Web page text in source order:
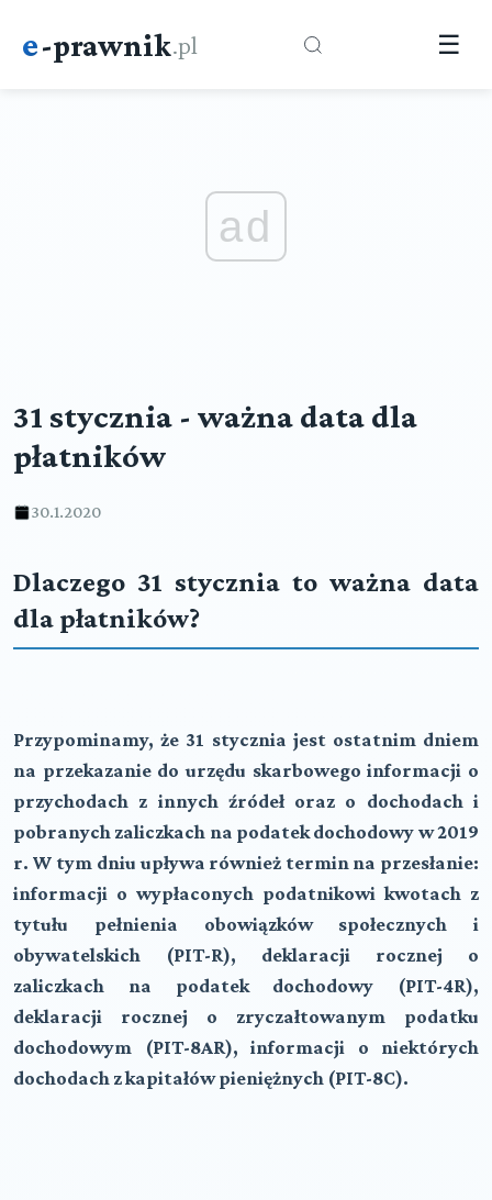
e-prawnik.pl ☰
ad
31 stycznia - ważna data dla
płatników
30.1.2020
Dlaczego 31 stycznia to ważna data
dla płatników?
Przypominamy, że 31 stycznia jest ostatnim dniem
na przekazanie do urzędu skarbowego informacji o
przychodach z innych źródeł oraz o dochodach i
pobranych zaliczkach na podatek dochodowy w 2019
r. W tym dniu upływa również termin na przesłanie:
informacji o wypłaconych podatnikowi kwotach z
tytułu pełnienia obowiązków społecznych i
obywatelskich (PIT-R), deklaracji rocznej o
zaliczkach na podatek dochodowy (PIT-4R),
deklaracji rocznej o zryczałtowanym podatku
dochodowym (PIT-8AR), informacji o niektórych
dochodach z kapitałów pieniężnych (PIT-8C).